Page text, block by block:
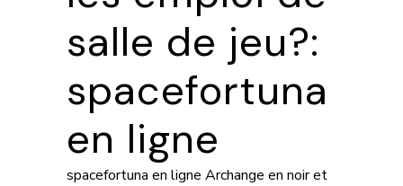
salle de jeu?:
spacefortuna
en ligne
spacefortuna en ligne Archange en noir et